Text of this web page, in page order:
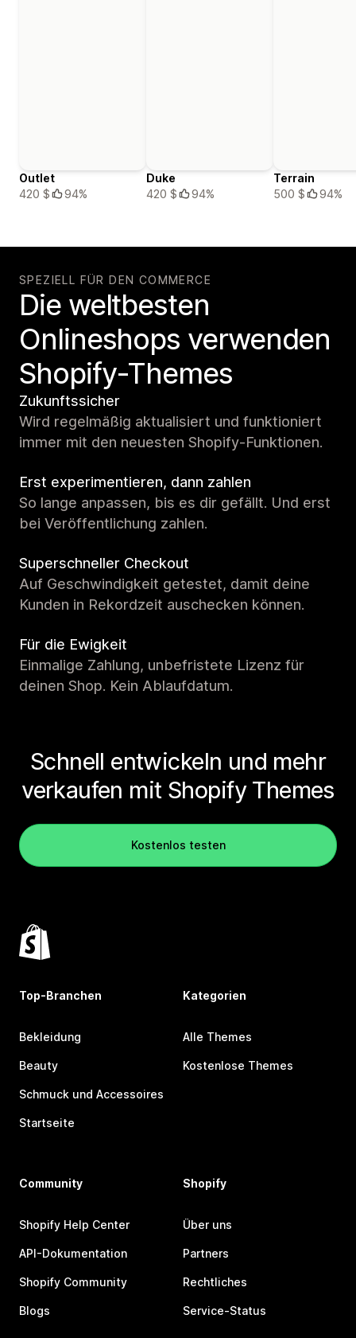
Outlet
420 $
94%
Duke
420 $
94%
Terrain
500 $
94%
SPEZIELL FÜR DEN COMMERCE
Die weltbesten
Onlineshops verwenden
Shopify-Themes
Zukunftssicher
Wird regelmäßig aktualisiert und funktioniert
immer mit den neuesten Shopify-Funktionen.
Erst experimentieren, dann zahlen
So lange anpassen, bis es dir gefällt. Und erst
bei Veröffentlichung zahlen.
Superschneller Checkout
Auf Geschwindigkeit getestet, damit deine
Kunden in Rekordzeit auschecken können.
Für die Ewigkeit
Einmalige Zahlung, unbefristete Lizenz für
deinen Shop. Kein Ablaufdatum.
Schnell entwickeln und mehr
verkaufen mit Shopify Themes
Kostenlos testen
Top-Branchen
Bekleidung
Beauty
Schmuck und Accessoires
Startseite
Kategorien
Alle Themes
Kostenlose Themes
Community
Shopify Help Center
API-Dokumentation
Shopify Community
Blogs
Shopify
Über uns
Partners
Rechtliches
Service-Status